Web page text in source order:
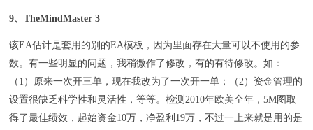
9、TheMindMaster 3
该EA估计是套用的别的EA模板，因为里面存在大量可以不使用的参
数。有一些明显的问题，我稍微作了修改，有的有待修改。如：
（1）原来一次开三单，现在我改为了一次开一单；（2）资金管理的
设置很缺乏科学性和灵活性，等等。检测2010年欧美全年，5M图取
得了最佳绩效，起始资金10万，净盈利19万，不过一上来就是用的是